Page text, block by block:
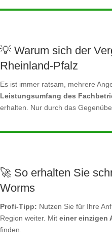
💡 Warum sich der
Rheinland-Pfalz
Es ist immer ratsam, mehrere
Leistungsumfang des
erhalten. Nur durch das
🚀 So erhalten Sie
Worms
Profi-Tipp: Nutzen Sie für Ihre
Region weiter. Mit einer einzigen
finden.